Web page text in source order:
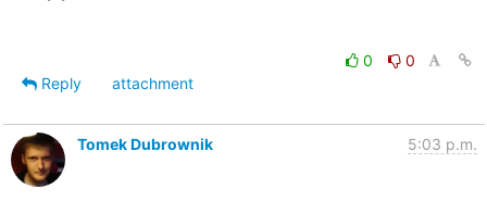
0
0
Reply
attachment
Tomek Dubrownik 5:03 p.m.